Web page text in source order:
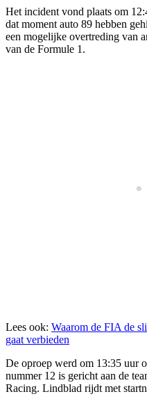
Het incident vond plaats om
dat moment auto 89 hebben
een mogelijke overtreding van
van de Formule 1.
Lees ook: Waarom de FIA de
gaat verbieden
De oproep werd om 13:35 uur
nummer 12 is gericht aan de
Racing. Lindblad rijdt met